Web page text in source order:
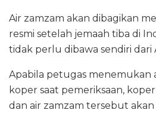
Air zamzam akan dibagikan
resmi setelah jemaah tiba di
tidak perlu dibawa sendiri dari
Apabila petugas menemukan
koper saat pemeriksaan,
dan air zamzam tersebut akan